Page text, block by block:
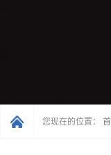
您现在的位置：